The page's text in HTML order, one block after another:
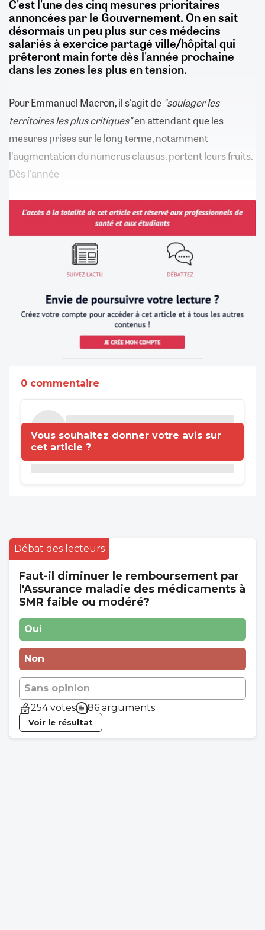
C'est l'une des cinq mesures prioritaires
annoncées par le Gouvernement. On en sait
désormais un peu plus sur ces médecins
salariés à exercice partagé ville/hôpital qui
prêteront main forte dès l'année prochaine
dans les zones les plus en tension.
Pour Emmanuel Macron, il s'agit de "soulagerles
territoires les plus critiques"en attendant que les
mesures prises sur le long terme, notamment
l'augmentation du numerus clausus, portent leurs fruits.
Dès l'année
0 commentaire
Vous souhaitez donner votre avis sur
cet article ?
Débat des lecteurs
Faut-il diminuer le remboursement par
l'Assurance maladie des médicaments à
SMR faible ou modéré?
Oui
Non
Sans opinion
254 votes
86 arguments
Voir le résultat